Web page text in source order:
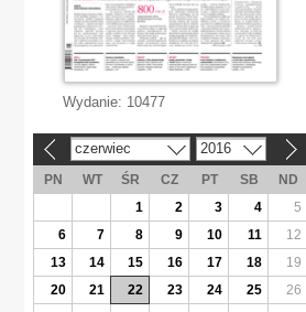
Wydanie: 10477
czerwiec 2016
PN WT ŚR CZ PT SB
ND
1
2 3 4
5
6
7 8 9 10 11
12
13
14 15 16 17 18
19
20
21 22 23 24 25
26